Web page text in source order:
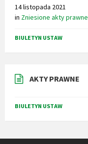
14 listopada 2021
in Zniesione akty prawne
BIULETYN USTAW
AKTY PRAWNE
BIULETYN USTAW